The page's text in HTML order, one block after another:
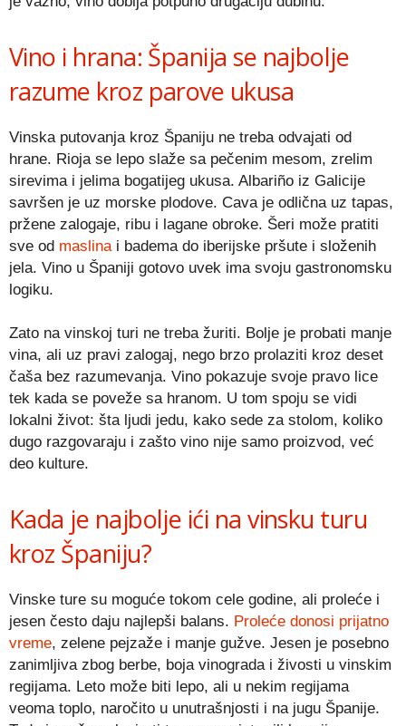
Vino i hrana: Španija se najbolje
razume kroz parove ukusa
Vinska putovanja kroz Španiju ne treba odvajati od
hrane. Rioja se lepo slaže sa pečenim mesom, zrelim
sirevima i jelima bogatijeg ukusa. Albariño iz Galicije
savršen je uz morske plodove. Cava je odlična uz tapas,
pržene zalogaje, ribu i lagane obroke. Šeri može pratiti
sve od maslina i badema do iberijske pršute i složenih
jela. Vino u Španiji gotovo uvek ima svoju gastronomsku
logiku.
Zato na vinskoj turi ne treba žuriti. Bolje je probati manje
vina, ali uz pravi zalogaj, nego brzo prolaziti kroz deset
čaša bez razumevanja. Vino pokazuje svoje pravo lice
tek kada se poveže sa hranom. U tom spoju se vidi
lokalni život: šta ljudi jedu, kako sede za stolom, koliko
dugo razgovaraju i zašto vino nije samo proizvod, već
deo kulture.
Kada je najbolje ići na vinsku turu
kroz Španiju?
Vinske ture su moguće tokom cele godine, ali proleće i
jesen često daju najlepši balans. Proleće donosi prijatno
vreme, zelene pejzaže i manje gužve. Jesen je posebno
zanimljiva zbog berbe, boja vinograda i živosti u vinskim
regijama. Leto može biti lepo, ali u nekim regijama
veoma toplo, naročito u unutrašnjosti i na jugu Španije.